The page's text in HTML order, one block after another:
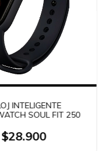
INTELIGENTE
SOUL FIT 250
$28.900